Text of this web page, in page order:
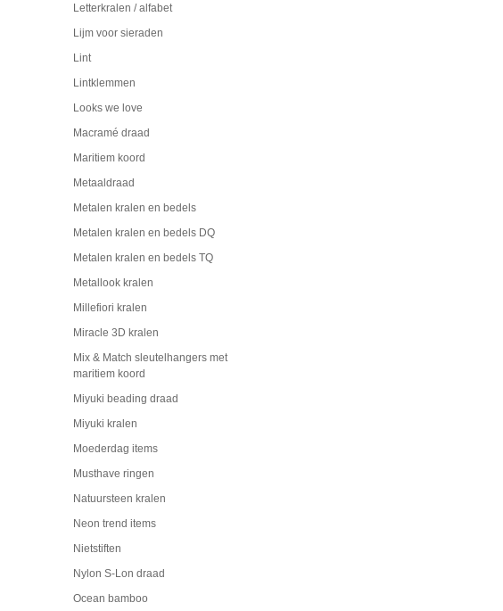
Letterkralen / alfabet
Lijm voor sieraden
Lint
Lintklemmen
Looks we love
Macramé draad
Maritiem koord
Metaaldraad
Metalen kralen en bedels
Metalen kralen en bedels DQ
Metalen kralen en bedels TQ
Metallook kralen
Millefiori kralen
Miracle 3D kralen
Mix & Match sleutelhangers met
maritiem koord
Miyuki beading draad
Miyuki kralen
Moederdag items
Musthave ringen
Natuursteen kralen
Neon trend items
Nietstiften
Nylon S-Lon draad
Ocean bamboo